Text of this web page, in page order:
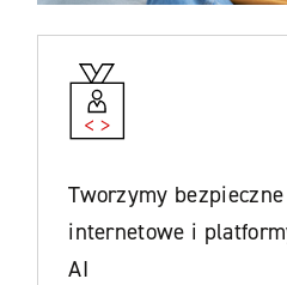
Tworzymy
internetowe i
AI